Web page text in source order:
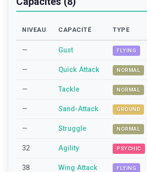
NIVEAU CAPACITÉ TYPE
— Gust FLYING
— Quick Attack NORMAL
— Tackle NORMAL
— Sand-Attack GROUND
— Struggle NORMAL
32 Agility PSYCHIC
38 Wing Attack FLYING